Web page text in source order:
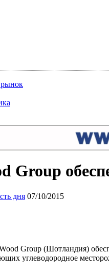
Group
дня 07/10/2015
Group (Шотландия)
углеводородное